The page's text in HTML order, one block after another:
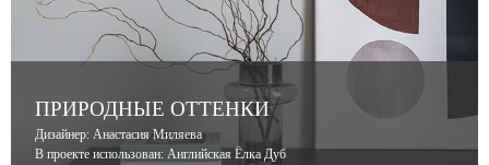
ПРИРОДНЫЕ ОТТЕНКИ
Дизайнер: Анастасия Миляева
В проекте использован: Английская Ёлка Дуб